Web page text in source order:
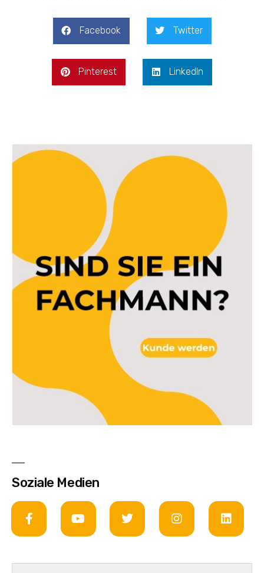
Facebook Twitter
Pinterest LinkedIn
Soziale Medien